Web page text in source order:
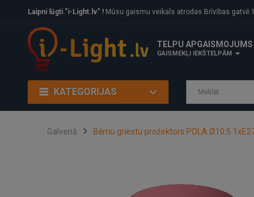
Laipni lūgti "i-Light.lv" ! Mūsu gaismu veikals atrodas Brīvības gatvē 195,
TELPU APGAISMOJUMS
GAISMEKĻI IEKŠTELPĀM
KATEGORIJAS
Galvenā Bērnu griestu prožektors POLA Ø10.5